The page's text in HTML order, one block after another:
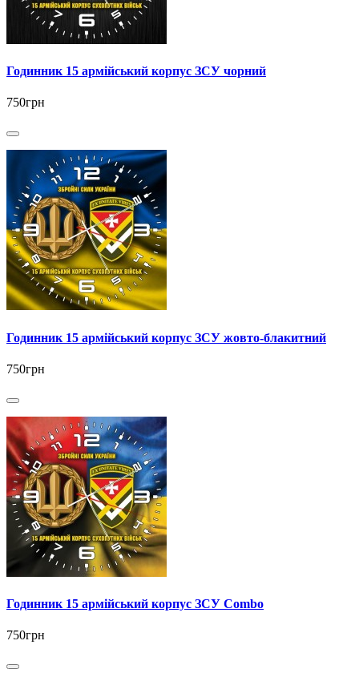
Годинник 15 армійський корпус ЗСУ чорний
750грн
Годинник 15 армійський корпус ЗСУ жовто-блакитний
750грн
Годинник 15 армійський корпус ЗСУ Combo
750грн